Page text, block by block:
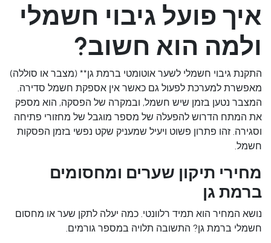
איך פועל גיבוי חשמלי
ולמה הוא חשוב?
התקנת גיבוי חשמלי לשער אוטומטי ברמת גן** (מצבר או סוללה)
מאפשרת למערכת לפעול גם כאשר אין אספקת חשמל סדירה.
המצבר נטען בזמן שיש חשמל, ובמקרה של הפסקה, הוא מספק
את המתח הדרוש להפעלה של מספר מוגבל של מחזורי פתיחה
וסגירה. זהו פתרון פשוט ויעיל שמעניק שקט נפשי בזמן הפסקות
חשמל.
מחירי תיקון שערים ומחסומים
ברמת גן
נושא המחיר הוא תמיד רלוונטי. כמה יעלה לתקן שער או מחסום
חשמלי ברמת גן? התשובה תלויה במספר גורמים.